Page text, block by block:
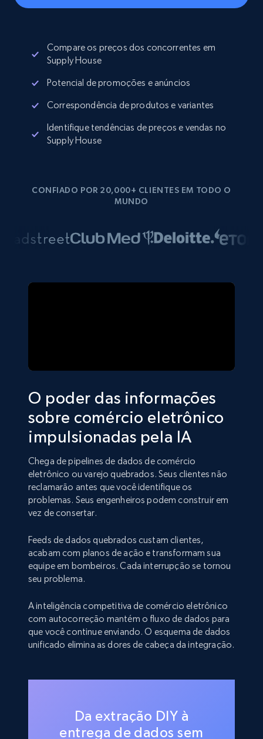
Compare os preços dos concorrentes em
Supply House
Potencial de promoções e anúncios
Correspondência de produtos e variantes
Identifique tendências de preços e vendas no
Supply House
CONFIADO POR 20,000+ CLIENTES EM TODO O
MUNDO
O poder das informações
sobre comércio eletrônico
impulsionadas pela IA
Chega de pipelines de dados de comércio
eletrônico ou varejo quebrados. Seus clientes não
reclamarão antes que você identifique os
problemas. Seus engenheiros podem construir em
vez de consertar.
Feeds de dados quebrados custam clientes,
acabam com planos de ação e transformam sua
equipe em bombeiros. Cada interrupção se tornou
seu problema.
A inteligência competitiva de comércio eletrônico
com autocorreção mantém o fluxo de dados para
que você continue enviando. O esquema de dados
unificado elimina as dores de cabeça da integração.
Da extração DIY à
entrega de dados sem